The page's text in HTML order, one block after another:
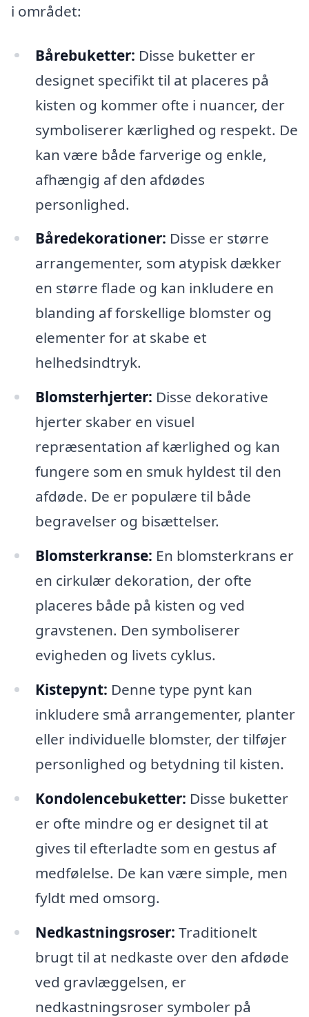
i området:
Bårebuketter: Disse buketter er
designet specifikt til at placeres på
kisten og kommer ofte i nuancer, der
symboliserer kærlighed og respekt. De
kan være både farverige og enkle,
afhængig af den afdødes
personlighed.
Båredekorationer: Disse er større
arrangementer, som atypisk dækker
en større flade og kan inkludere en
blanding af forskellige blomster og
elementer for at skabe et
helhedsindtryk.
Blomsterhjerter: Disse dekorative
hjerter skaber en visuel
repræsentation af kærlighed og kan
fungere som en smuk hyldest til den
afdøde. De er populære til både
begravelser og bisættelser.
Blomsterkranse: En blomsterkrans er
en cirkulær dekoration, der ofte
placeres både på kisten og ved
gravstenen. Den symboliserer
evigheden og livets cyklus.
Kistepynt: Denne type pynt kan
inkludere små arrangementer, planter
eller individuelle blomster, der tilføjer
personlighed og betydning til kisten.
Kondolencebuketter: Disse buketter
er ofte mindre og er designet til at
gives til efterladte som en gestus af
medfølelse. De kan være simple, men
fyldt med omsorg.
Nedkastningsroser: Traditionelt
brugt til at nedkaste over den afdøde
ved gravlæggelsen, er
nedkastningsroser symboler på